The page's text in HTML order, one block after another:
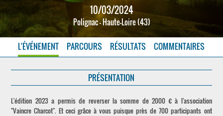
10/03/2024
Polignac - Haute-Loire (43)
L'ÉVÉNEMENT PARCOURS RÉSULTATS COMMENTAIRES
PRÉSENTATION
L'édition 2023 a permis de reverser la somme de 2000 € à l'association
"Vaincre Charcot". Et ceci grâce à vous puisque près de 700 participants ont